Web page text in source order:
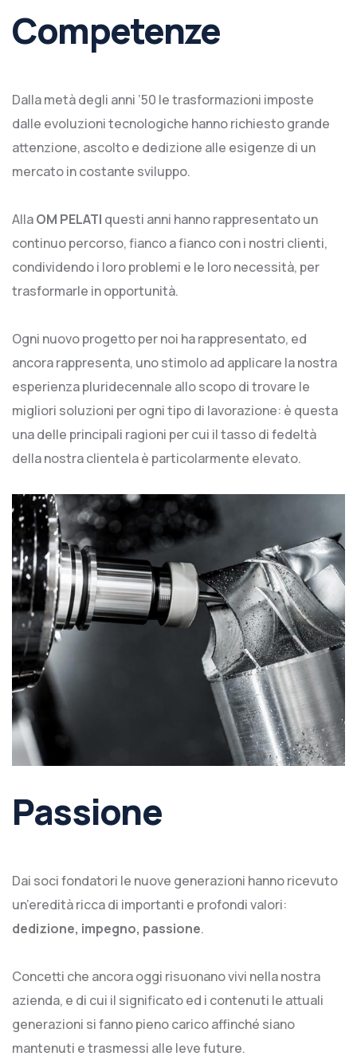
Competenze
Dalla metà degli anni ’50 le trasformazioni imposte
dalle evoluzioni tecnologiche hanno richiesto grande
attenzione, ascolto e dedizione alle esigenze di un
mercato in costante sviluppo.
AllaOM PELATI questi anni hanno rappresentato un
continuo percorso, fianco a fianco con i nostri clienti,
condividendo i loro problemi e le loro necessità, per
trasformarle in opportunità.
Ogni nuovo progetto per noi ha rappresentato, ed
ancora rappresenta, uno stimolo ad applicare la nostra
esperienza pluridecennale allo scopo di trovare le
migliori soluzioni per ogni tipo di lavorazione: è questa
una delle principali ragioni per cui il tasso di fedeltà
della nostra clientela è particolarmente elevato.
Passione
Dai soci fondatori le nuove generazioni hanno ricevuto
un’eredità ricca di importanti e profondi valori:
dedizione, impegno, passione.
Concetti che ancora oggi risuonano vivi nella nostra
azienda, e di cui il significato ed i contenuti le attuali
generazioni si fanno pieno carico affinché siano
mantenuti e trasmessi alle leve future.